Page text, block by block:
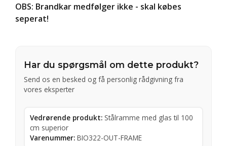
OBS: Brandkar medfølger ikke - skal købes
seperat!
Har du spørgsmål om dette produkt?
Send os en besked og få personlig rådgivning fra
vores eksperter
Vedrørende produkt: Stålramme med glas til 100
cm superior
Varenummer: BIO322-OUT-FRAME